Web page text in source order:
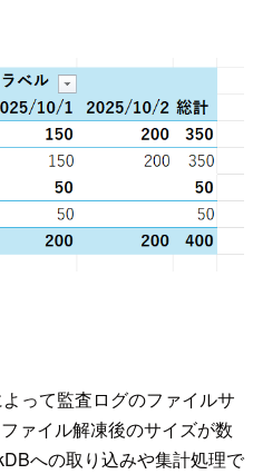
って監査ログのファイルサ
ァイル解凍後のサイズが数
への取り込みや集計処理で